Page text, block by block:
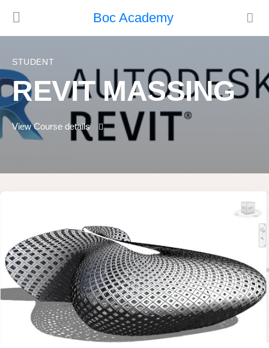
Boc Academy
STUDENT
REVIT MASSING
View Course details